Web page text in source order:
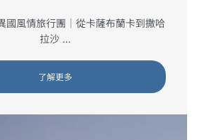
國風情旅行團｜從卡薩布蘭卡到撒哈
拉沙 ...
了解更多